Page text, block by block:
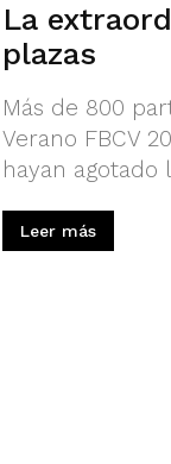
La
plazas
Más de 800
Verano FBCV
hayan agotado
Leer más